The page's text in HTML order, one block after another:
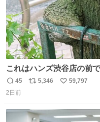
これはハンズ渋谷店の前
「くつろ木」。
返
信
45
リ
ト
5,346
い
数
59,797
2日前